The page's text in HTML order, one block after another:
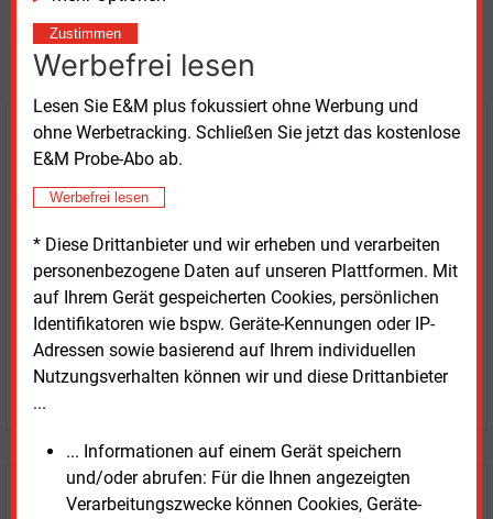
Zustimmen
Werbefrei lesen
Lesen Sie E&M plus fokussiert ohne Werbung und
ohne Werbetracking. Schließen Sie jetzt das kostenlose
E&M Probe-Abo ab.
Werbefrei lesen
* Diese Drittanbieter und wir erheben und verarbeiten
personenbezogene Daten auf unseren Plattformen. Mit
auf Ihrem Gerät gespeicherten Cookies, persönlichen
Identifikatoren wie bspw. Geräte-Kennungen oder IP-
Adressen sowie basierend auf Ihrem individuellen
Nutzungsverhalten können wir und diese Drittanbieter
...
... Informationen auf einem Gerät speichern
und/oder abrufen: Für die Ihnen angezeigten
Verarbeitungszwecke können Cookies, Geräte-
weitere Nachrichten lesen?
Kaufen Sie den Artikel
erhalten Sie sofort diesen redaktionellen Beitrag für
JETZT ARTIKEL KAUFEN
Testen SieE&M
kostenlos und